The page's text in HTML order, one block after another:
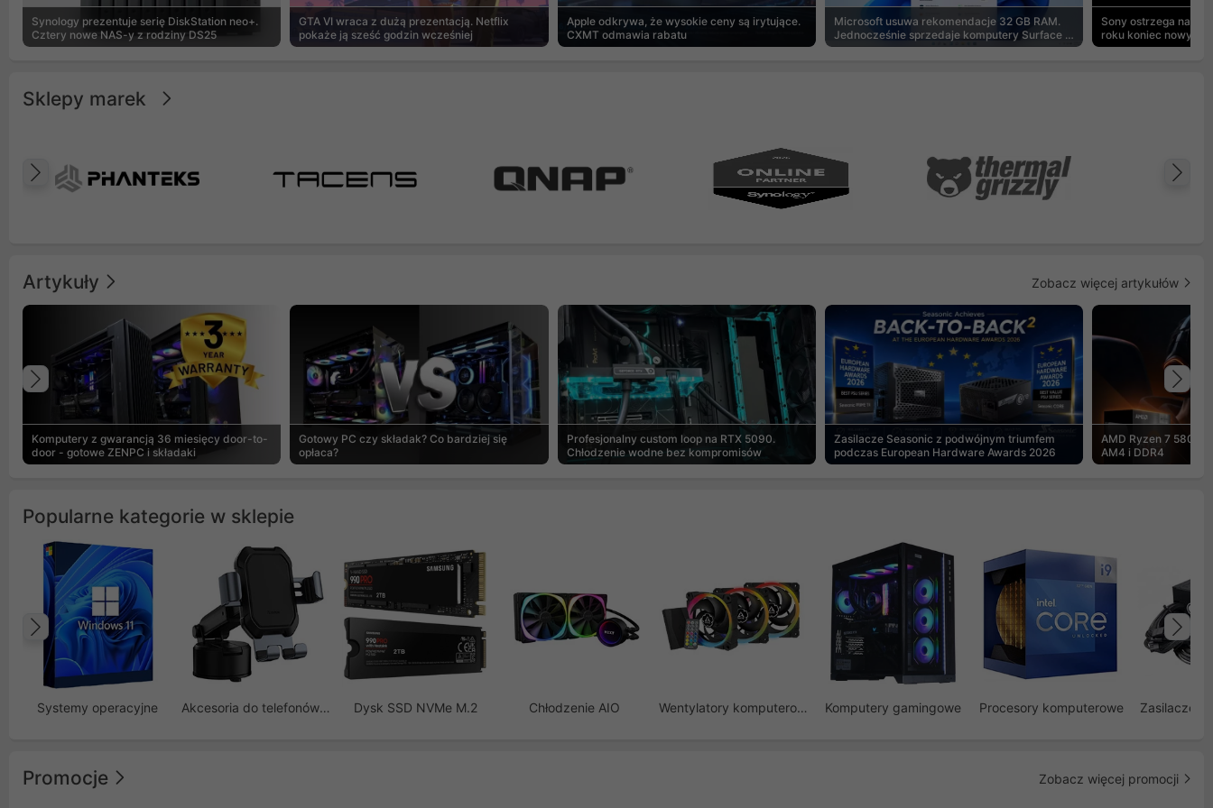
Synology prezentuje serię DiskStation neo+.
Cztery nowe NAS-y z rodziny DS25
GTA VI wraca z dużą prezentacją. Netflix
pokaże ją sześć godzin wcześniej
Apple odkrywa, że wysokie ceny są irytujące.
CXMT odmawia rabatu
Microsoft usuwa rekomendacje 32 GB RAM.
Jednocześnie sprzedaje komputery Surface z
8 GB
Sony ostrzega na
roku koniec nowych
Sklepy marek
Poprzedni
Artykuły Zobacz więcej artykułów
Komputery z gwarancją 36 miesięcy door-to-
door - gotowe ZENPC i składaki
Gotowy PC czy składak? Co bardziej się
opłaca?
Profesjonalny custom loop na RTX 5090.
Chłodzenie wodne bez kompromisów
Zasilacze Seasonic z podwójnym triumfem
podczas European Hardware Awards 2026
AMD Ryzen 7
AM4 i DDR4
Poprzedni
Popularne kategorie w sklepie
Systemy operacyjne Akcesoria do telefonów GSM Dysk SSD NVMe M.2 Chłodzenie AIO Wentylatory komputerowe Komputery gamingowe Procesory komputerowe Zasilacze
Poprzedni
Promocje Zobacz więcej promocji